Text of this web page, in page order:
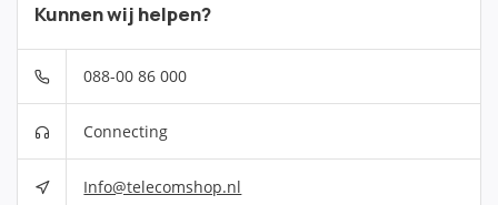
Kunnen wij helpen?
088-00 86 000
Connecting
Info@telecomshop.nl